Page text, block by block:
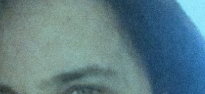
Sur
Santa Cruz | La Laguna
Islas
NOCHE
LOCALES CON ACTUACIONES
COMERCIO
XXVII